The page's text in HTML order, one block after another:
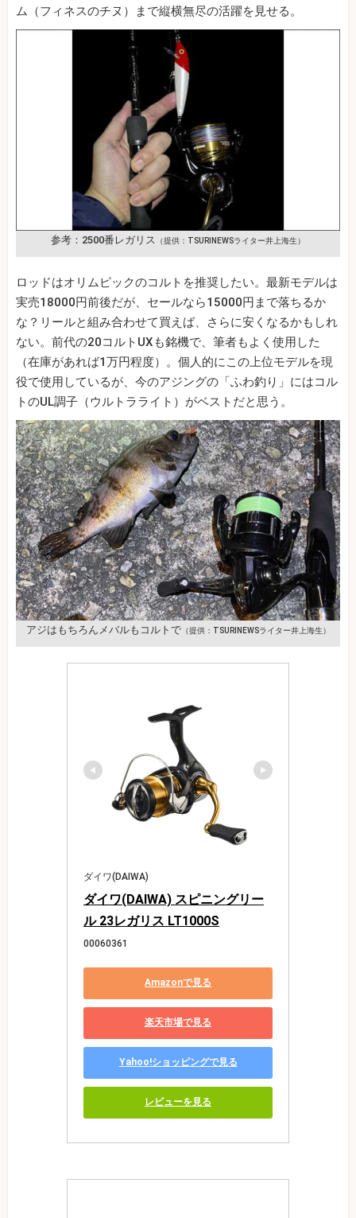
ム（フィネスのチヌ）まで縦横無尽の活躍を見せる。
参考：2500番レガリス （提供：TSURINEWSライター井上海生）
ロッドはオリムピックのコルトを推奨したい。最新モデルは
実売18000円前後だが、セールなら15000円まで落ちるか
な？リールと組み合わせて買えば、さらに安くなるかもしれ
ない。前代の20コルトUXも銘機で、筆者もよく使用した
（在庫があれば1万円程度）。個人的にこの上位モデルを現
役で使用しているが、今のアジングの「ふわ釣り」にはコル
トのUL調子（ウルトラライト）がベストだと思う。
アジはもちろんメバルもコルトで（提供：TSURINEWSライター井上海生）
ダイワ(DAIWA)
ダイワ(DAIWA) スピニングリー
ル 23レガリス LT1000S
00060361
Amazonで見る
楽天市場で見る
Yahoo!ショッピングで見る
レビューを見る